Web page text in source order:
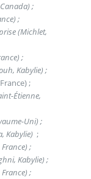
;
;
(Michlet,
;
Kabylie) ;
;
Étienne,
Uni) ;
Kabylie) ;
;
Kabylie) ;
;